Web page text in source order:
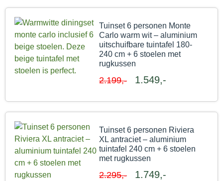
Tuinset 6 personen Monte
Carlo warm wit – aluminium
uitschuifbare tuintafel 180-
240 cm + 6 stoelen met
rugkussen
2.199,- 1.549,-
Tuinset 6 personen Riviera
XL antraciet – aluminium
tuintafel 240 cm + 6 stoelen
met rugkussen
2.295,- 1.749,-